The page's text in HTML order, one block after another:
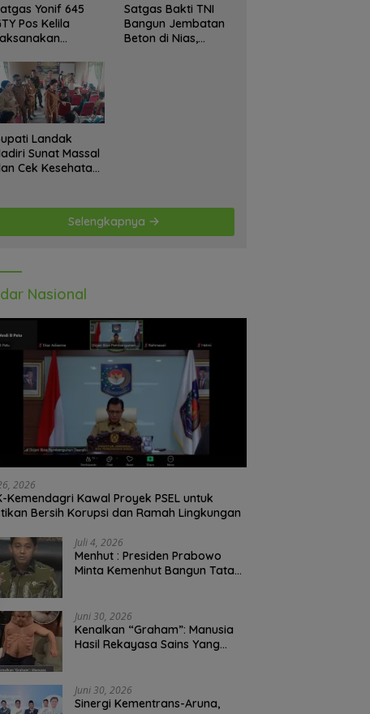
Yonif 645
Pos Kelila
Tokoh
dan Lurah
Satgas Bakti TNI
Bangun Jembatan
Beton di Nias,
Landak
Sunat Massal
Cek Kesehatan
Selengkapnya
Nasional
2026
Kemendagri Kawal Proyek PSEL untuk
Bersih Korupsi dan Ramah Lingkungan
Juli 4, 2026
Menhut : Presiden Prabowo
Minta Kemenhut Bangun Tata
Juni 30, 2026
Kenalkan “Graham”: Manusia
Hasil Rekayasa Sains Yang
Juni 30, 2026
Sinergi Kementrans-Aruna,